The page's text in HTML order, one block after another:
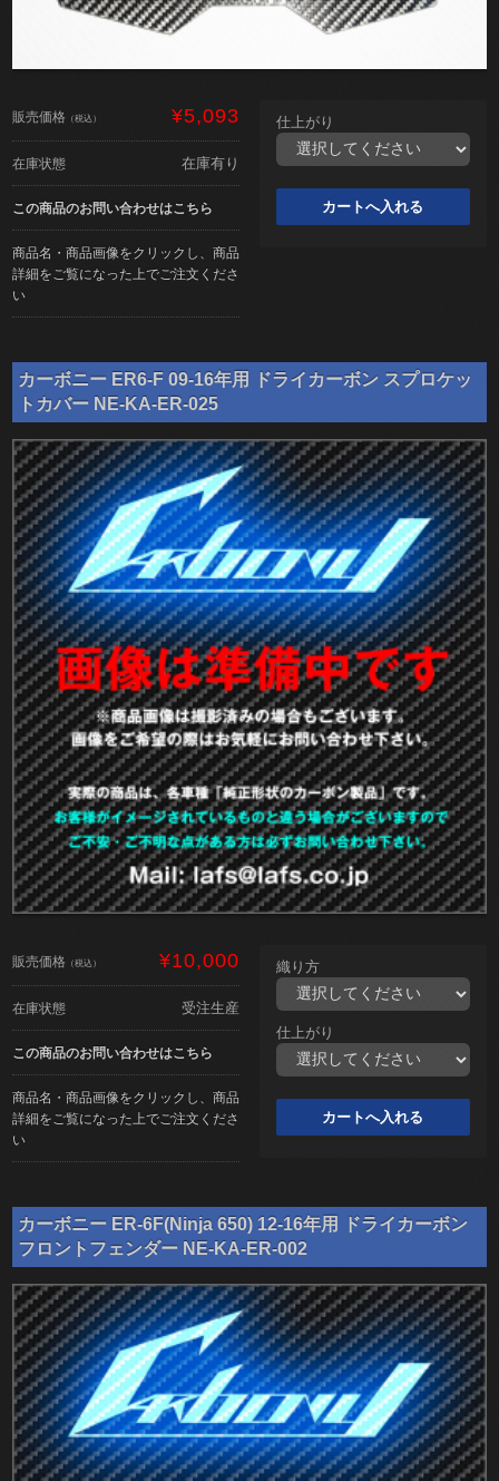
販売価格 （税込） ¥5,093
在庫状態 在庫有り
この商品のお問い合わせはこちら
商品名・商品画像をクリックし、商品
詳細をご覧になった上でご注文くださ
い
仕上がり
カーボニー ER6-F 09-16年用 ドライカーボン スプロケッ
トカバー NE-KA-ER-025
販売価格 （税込） ¥10,000
在庫状態 受注生産
この商品のお問い合わせはこちら
商品名・商品画像をクリックし、商品
詳細をご覧になった上でご注文くださ
い
織り方
仕上がり
カーボニー ER-6F(Ninja 650) 12-16年用 ドライカーボン
フロントフェンダー NE-KA-ER-002